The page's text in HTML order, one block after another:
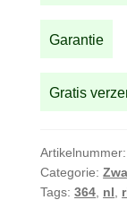
Garantie
Gratis
Categorie:
Tags:364 nl